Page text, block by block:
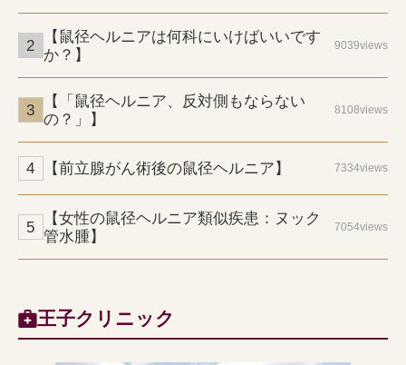
【鼠径ヘルニアは何科にいけばいいです
か？】
9039views
【「鼠径ヘルニア、反対側もならない
の？」】
8108views
【前立腺がん術後の鼠径ヘルニア】 7334views
【女性の鼠径ヘルニア類似疾患：ヌック
管水腫】
7054views
王子クリニック